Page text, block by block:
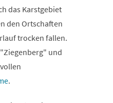
das Karstgebiet
den Ortschaften
trocken fallen.
und
.